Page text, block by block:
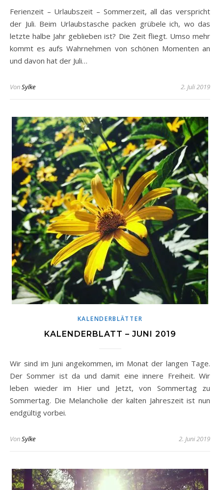
Ferienzeit – Urlaubszeit – Sommerzeit, all das verspricht
der Juli. Beim Urlaubstasche packen grübele ich, wo das
letzte halbe Jahr geblieben ist? Die Zeit fliegt. Umso mehr
kommt es aufs Wahrnehmen von schönen Momenten an
und davon hat der Juli…
VonSylke 2. Juli 2019
KALENDERBLÄTTER
KALENDERBLATT – JUNI 2019
Wir sind im Juni angekommen, im Monat der langen Tage.
Der Sommer ist da und damit eine innere Freiheit. Wir
leben wieder im Hier und Jetzt, von Sommertag zu
Sommertag. Die Melancholie der kalten Jahreszeit ist nun
endgültig vorbei.
VonSylke 2. Juni 2019